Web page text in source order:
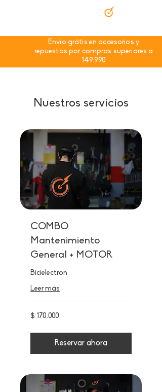
Envío grátis en accesorios y
repuestos por compras superiores a
149.990
Nuestros servicios
COMBO
Mantenimiento
General + MOTOR
Bicielectron
Leer más
170.000
pesos
$ 170.000
Reservar ahora